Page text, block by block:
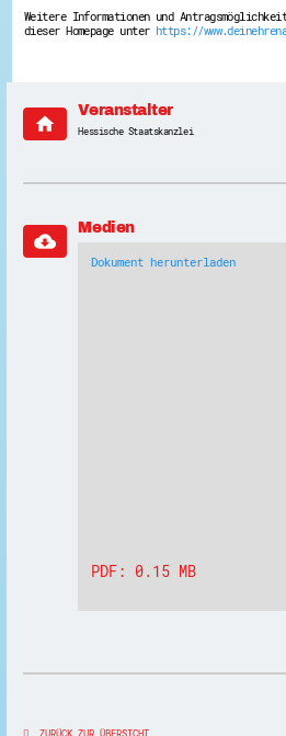
Downloads
Kontakt
Weitere Informationen und
dieser Homepage unter https://
home
Veranstalter
Hessische Staatskanzlei
cloud_download
Medien
Dokument herunterladen
PDF: 0.15 MB